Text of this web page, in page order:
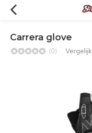
Carrera glove
(0) Vergelijk